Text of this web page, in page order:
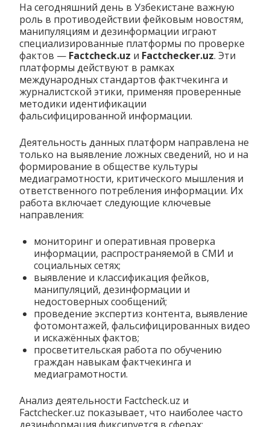
На сегодняшний день в Узбекистане важную
роль в противодействии фейковым новостям,
манипуляциям и дезинформации играют
специализированные платформы по проверке
фактов — Factcheck.uz и Factchecker.uz. Эти
платформы действуют в рамках
международных стандартов фактчекинга и
журналистской этики, применяя проверенные
методики идентификации
фальсифицированной информации.
Деятельность данных платформ направлена не
только на выявление ложных сведений, но и на
формирование в обществе культуры
медиаграмотности, критического мышления и
ответственного потребления информации. Их
работа включает следующие ключевые
направления:
мониторинг и оперативная проверка
информации, распространяемой в СМИ и
социальных сетях;
выявление и классификация фейков,
манипуляций, дезинформации и
недостоверных сообщений;
проведение экспертиз контента, выявление
фотомонтажей, фальсифицированных видео
и искажённых фактов;
просветительская работа по обучению
граждан навыкам фактчекинга и
медиаграмотности.
Анализ деятельности Factcheck.uz и
Factchecker.uz показывает, что наиболее часто